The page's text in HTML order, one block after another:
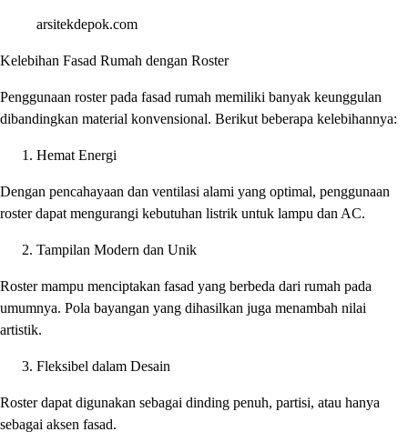
arsitekdepok.com
Kelebihan Fasad Rumah dengan Roster
Penggunaan roster pada fasad rumah memiliki banyak keunggulan
dibandingkan material konvensional. Berikut beberapa kelebihannya:
Hemat Energi
Dengan pencahayaan dan ventilasi alami yang optimal, penggunaan
roster dapat mengurangi kebutuhan listrik untuk lampu dan AC.
Tampilan Modern dan Unik
Roster mampu menciptakan fasad yang berbeda dari rumah pada
umumnya. Pola bayangan yang dihasilkan juga menambah nilai
artistik.
Fleksibel dalam Desain
Roster dapat digunakan sebagai dinding penuh, partisi, atau hanya
sebagai aksen fasad.